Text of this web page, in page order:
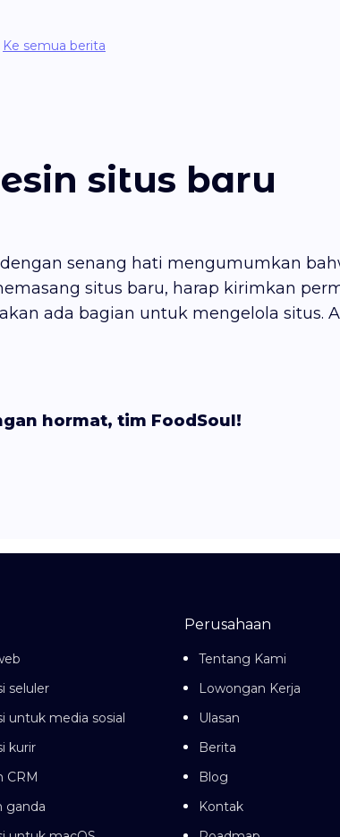
Ke semua berita
situs baru
senang hati mengumumkan
situs baru, harap kirimkan
ada bagian untuk mengelola situs.
hormat, tim FoodSoul!
seluler
untuk media sosial
kurir
CRM
ganda
Perusahaan
Tentang Kami
Lowongan Kerja
Ulasan
Berita
Blog
Kontak